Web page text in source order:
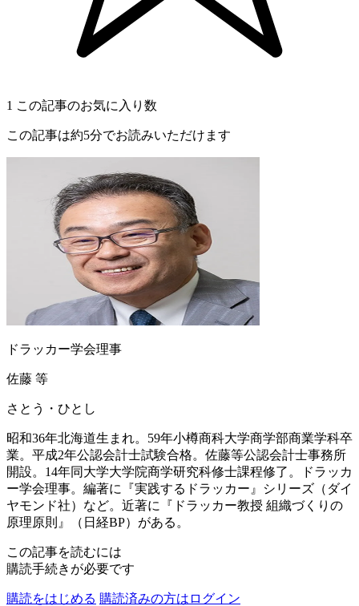
1 この記事のお気に入り数
この記事は約5分でお読みいただけます
ドラッカー学会理事
佐藤 等
さとう・ひとし
昭和36年北海道生まれ。59年小樽商科大学商学部商業学科卒
業。平成2年公認会計士試験合格。佐藤等公認会計士事務所
開設。14年同大学大学院商学研究科修士課程修了。ドラッカ
ー学会理事。編著に『実践するドラッカー』シリーズ（ダイ
ヤモンド社）など。近著に『ドラッカー教授 組織づくりの
原理原則』（日経BP）がある。
この記事を読むには
購読手続きが必要です
購読をはじめる 購読済みの方はログイン